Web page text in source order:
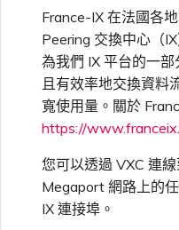
設定 Megaport 帳戶
Megaport Portal 儀表板
瞭解服務頁面
連線至 Latitude.sh
使用 Megaport 解決方案實
現 MPLS 網路現代化
以服務供應商身分使用
Megaport API 管理連線
Megaport 全球網狀 WAN
Megaport 上雲即服務
IPsec
雲端原生 VPN 加密
高速跨雲加密
訂購本地迴路
Port 備援
鏈路聚合群組（LAG）
終止 Port
遷移 VXC
設定服務金鑰
使用服務金鑰建立連線
設定 Q-in-Q
Port
MCR
MVE
終止 Megaport Internet 連
MCR
MCR 備援
建立 MCR
建立 MCR VXC
設定 MCR
MVE 位置
MVE 備援
vNIC 連線類型
Megaport 網路中的 SSE 與
SASE
遷移 IX
關閉 IX
終止 IX
IX 遙測
BGP 社群
申請連線
Marketplace 通知
監控 MVE
監控服務狀態
設定電子郵件通知
更新公司資訊
管理 Megaport
Marketplace 個人檔案
VXC 定價與合約條款
Megaport Internet 定價與合
約條款
MCR 定價與合約條款
指派財務角色
更新帳單資訊
信用卡付款
瞭解 Megaport 帳單
管理使用者
建立 Port
建立服務金鑰
建立 VXC
建立 Megaport Terraform
Provider 設定檔
使用 Megaport Terraform
Provider 建立和管理服務
使用 Megaport 資源進行
Terraform 狀態管理
Port 與 VXC
MVE
支援請求入口網站
瞭解支援請求
升級支援案件
傳送意見回饋
France-IX 在法國各
Peering 交換中心（
為我們 IX 平台的一
且有效率地交換資料
寬使用量。關於
https://
您可以透過 VXC 連
Megaport 網路上的
IX 連接埠。